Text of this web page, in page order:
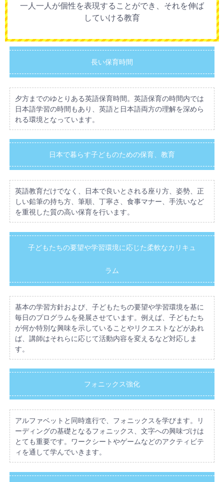
一人一人が個性を表現することができ、それを伸ば
していける教育
長い保育時間
夕方までのゆとりある英語保育時間。英語保育の時間内では
日本語学習の時間もあり、英語と日本語両方の理解を深めら
れる環境となっています。
日本で暮らす子どものための保育、教育
英語教育だけでなく、日本で良いとされる座り方、姿勢、正
しい鉛筆の持ち方、筆順、丁寧さ、食事マナー、手洗いなど
を重視した質の高い保育を行います。
子どもたちの要望や学習環境に応じた柔軟なカリキュ
ラム
基本の学習方針および、子どもたちの要望や学習環境を基に
毎日のプログラムを発展させています。例えば、子どもたち
が何か特別な興味を示していることやリクエストなどがあれ
ば、講師はそれらに応じて活動内容を変えるなど対応しま
す。
フォニックス強化
アルファベットと同時進行で、フォニックスを学びます。リ
ーディングの基礎となるフォニックス、文字への興味づけは
とても重要です。ワークシートやゲームなどのアクティビテ
ィを通して学んでいきます。